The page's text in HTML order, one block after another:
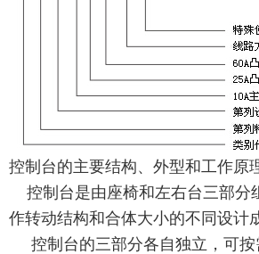
控制台的主要结构、外型和工作原
控制台是由座椅和左右台三部分
作转动结构和合体大小的不同设计
控制台的三部分各自独立，可按